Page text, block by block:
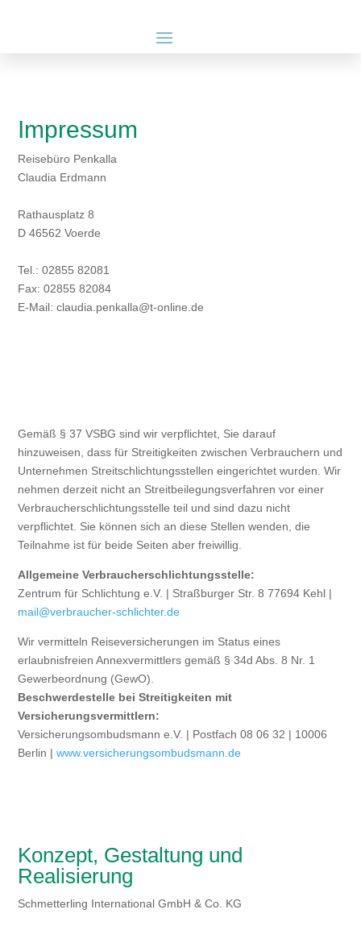
Impressum
Reisebüro Penkalla
Claudia Erdmann
Rathausplatz 8
D 46562 Voerde
Tel.: 02855 82081
Fax: 02855 82084
E-Mail: claudia.penkalla@t-online.de
Gemäß § 37 VSBG sind wir verpflichtet, Sie darauf
hinzuweisen, dass für Streitigkeiten zwischen Verbrauchern und
Unternehmen Streitschlichtungsstellen eingerichtet wurden. Wir
nehmen derzeit nicht an Streitbeilegungsverfahren vor einer
Verbraucherschlichtungsstelle teil und sind dazu nicht
verpflichtet. Sie können sich an diese Stellen wenden, die
Teilnahme ist für beide Seiten aber freiwillig.
Allgemeine Verbraucherschlichtungsstelle:
Zentrum für Schlichtung e.V. | Straßburger Str. 8 77694 Kehl |
mail@verbraucher-schlichter.de
Wir vermitteln Reiseversicherungen im Status eines
erlaubnisfreien Annexvermittlers gemäß § 34d Abs. 8 Nr. 1
Gewerbeordnung (GewO).
Beschwerdestelle bei Streitigkeiten mit
Versicherungsvermittlern:
Versicherungsombudsmann e.V. | Postfach 08 06 32 | 10006
Berlin |www.versicherungsombudsmann.de
Konzept, Gestaltung und
Realisierung
Schmetterling International GmbH & Co. KG